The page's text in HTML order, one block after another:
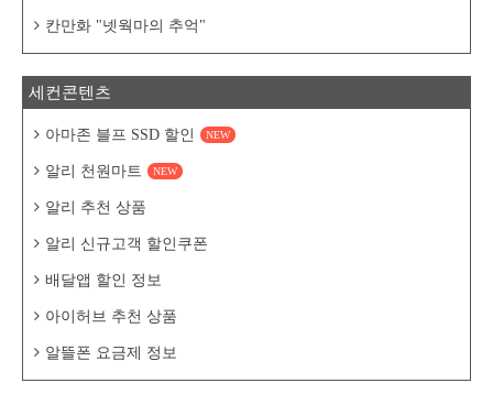
칸만화 "넷웍마의 추억"
세컨콘텐츠
아마존 블프 SSD 할인 NEW
알리 천원마트 NEW
알리 추천 상품
알리 신규고객 할인쿠폰
배달앱 할인 정보
아이허브 추천 상품
알뜰폰 요금제 정보